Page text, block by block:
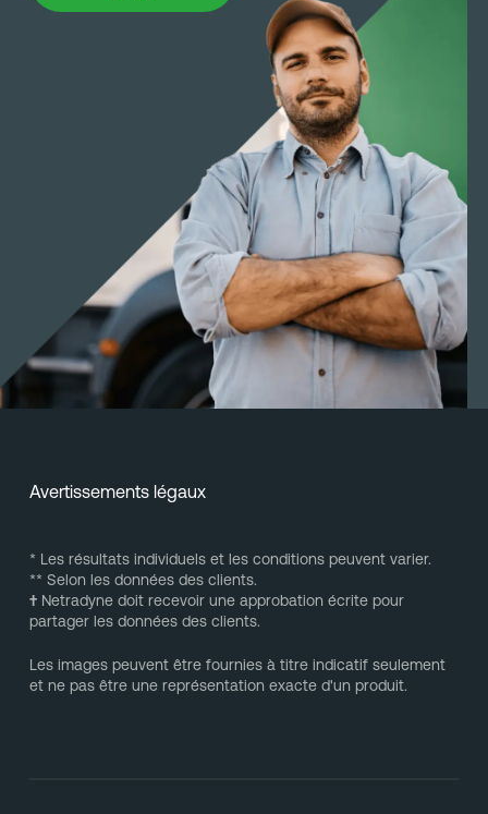
Avertissements légaux
* Les résultats individuels et les conditions peuvent varier.
** Selon les données des clients.
†Netradyne doit recevoir une approbation écrite pour
partager les données des clients.
Les images peuvent être fournies à titre indicatif seulement
et ne pas être une représentation exacte d'un produit.